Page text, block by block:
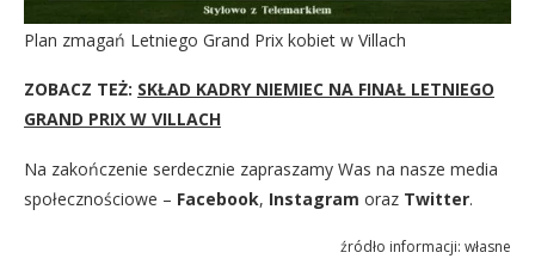
Plan zmagań Letniego Grand Prix kobiet w Villach
ZOBACZ TEŻ: SKŁAD KADRY NIEMIEC NA FINAŁ LETNIEGO
GRAND PRIX W VILLACH
Na zakończenie serdecznie zapraszamy Was na nasze media
społecznościowe – Facebook, Instagram oraz Twitter.
źródło informacji: własne